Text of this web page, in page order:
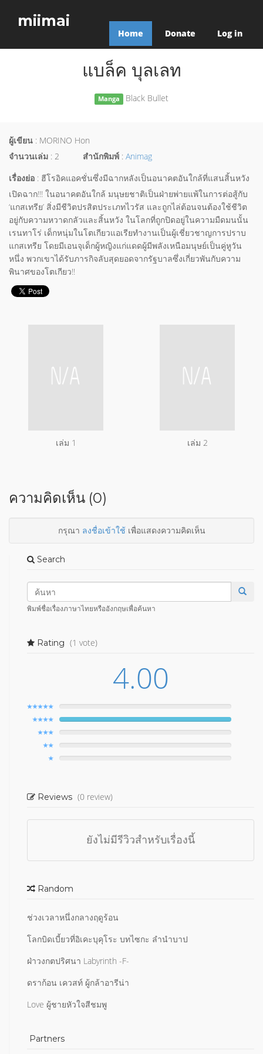
miimai
Home Donate Log in
แบล็ค บุลเลท
Manga Black Bullet
ผู้เขียน : MORINO Hon
จำนวนเล่ม : 2 สำนักพิมพ์ : Animag
เรื่องย่อ : ฮีโรอิคแอคชั่นซึ่งมีฉากหลังเป็นอนาคตอันใกล้ที่แสนสิ้นหวัง
เปิดฉาก!!! ในอนาคตอันใกล้ มนุษยชาติเป็นฝ่ายพ่ายแพ้ในการต่อสู้กับ
‘แกสเทรีย’ สิ่งมีชีวิตปรสิตประเภทไวรัส และถูกไล่ต้อนจนต้องใช้ชีวิต
อยู่กับความหวาดกลัวและสิ้นหวัง ในโลกที่ถูกปิดอยู่ในความมืดมนนั้น
เรนทาโร่ เด็กหนุ่มในโตเกียวแอเรียทำงานเป็นผู้เชี่ยวชาญการปราบ
แกสเทรีย โดยมีเอนจุเด็กผู้หญิงแก่แดดผู้มีพลังเหนือมนุษย์เป็นคู่หูวัน
หนึ่ง พวกเขาได้รับภารกิจลับสุดยอดจากรัฐบาลซึ่งเกี่ยวพันกับความ
พินาศของโตเกียว!!
เล่ม 1 เล่ม 2
ความคิดเห็น (0)
กรุณา ลงชื่อเข้าใช้เพื่อแสดงความคิดเห็น
Search
พิมพ์ชื่อเรื่องภาษาไทยหรืออังกฤษเพื่อค้นหา
Rating (1 vote)
4.00
Reviews (0 review)
ยังไม่มีรีวิวสำหรับเรื่องนี้
Random
ช่วงเวลาหนึ่งกลางฤดูร้อน
โลกบิดเบี้ยวที่อิเคะบุคุโระ บทไซกะ ลำนำบาป
ฝ่าวงกตปริศนา Labyrinth -F-
ดราก้อน เควสท์ ผู้กล้าอารีน่า
Love ผู้ชายหัวใจสีชมพู
Partners